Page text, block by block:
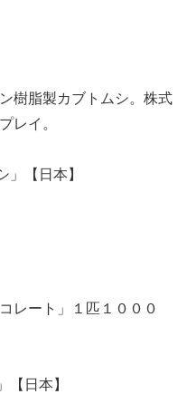
樹脂製カブトムシ。株式
レイ。
」【日本】
レート」１匹１０００
【日本】